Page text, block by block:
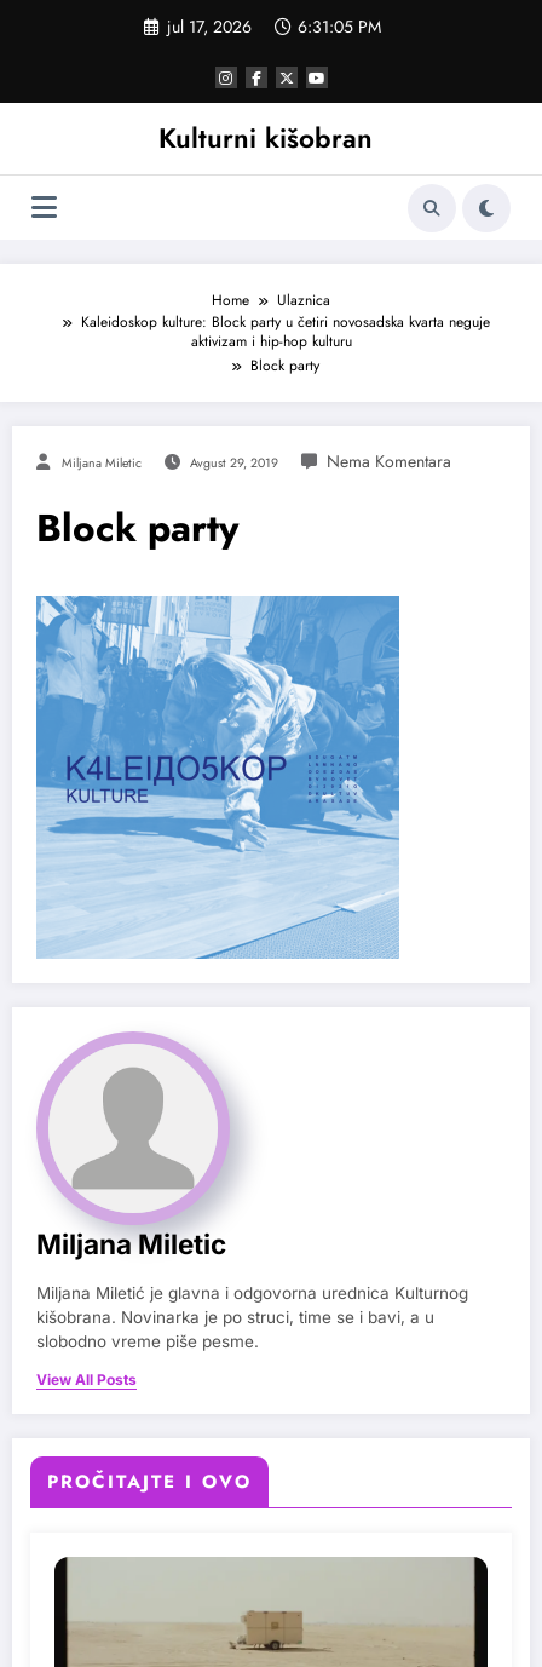
jul 17, 2026 6:31:06 PM
Kulturni kišobran
Home
Ulaznica
Kaleidoskop kulture: Block party u četiri novosadska kvarta neguje
aktivizam i hip-hop kulturu
Block party
Miljana Miletic Avgust 29, 2019
Block party
Miljana Miletic
Miljana Miletić je glavna i odgovorna urednica Kulturnog
kišobrana. Novinarka je po struci, time se i bavi, a u
slobodno vreme piše pesme.
View All Posts
PROČITAJTE I OVO